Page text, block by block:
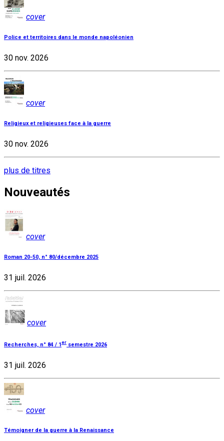
cover
Police et territoires dans le monde napoléonien
30 nov. 2026
cover
Religieux et religieuses face à la guerre
30 nov. 2026
plus de titres
Nouveautés
cover
Roman 20-50, n° 80/décembre 2025
31 juil. 2026
cover
Recherches, n° 84 / 1er semestre 2026
31 juil. 2026
cover
Témoigner de la guerre à la Renaissance